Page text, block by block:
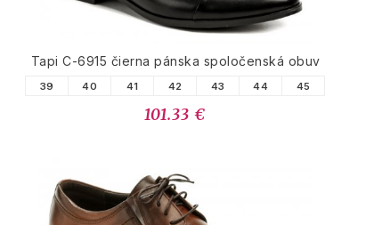
Tapi C-6915 čierna pánska spoločenská obuv
39 40 41 42 43 44 45
101.33 €